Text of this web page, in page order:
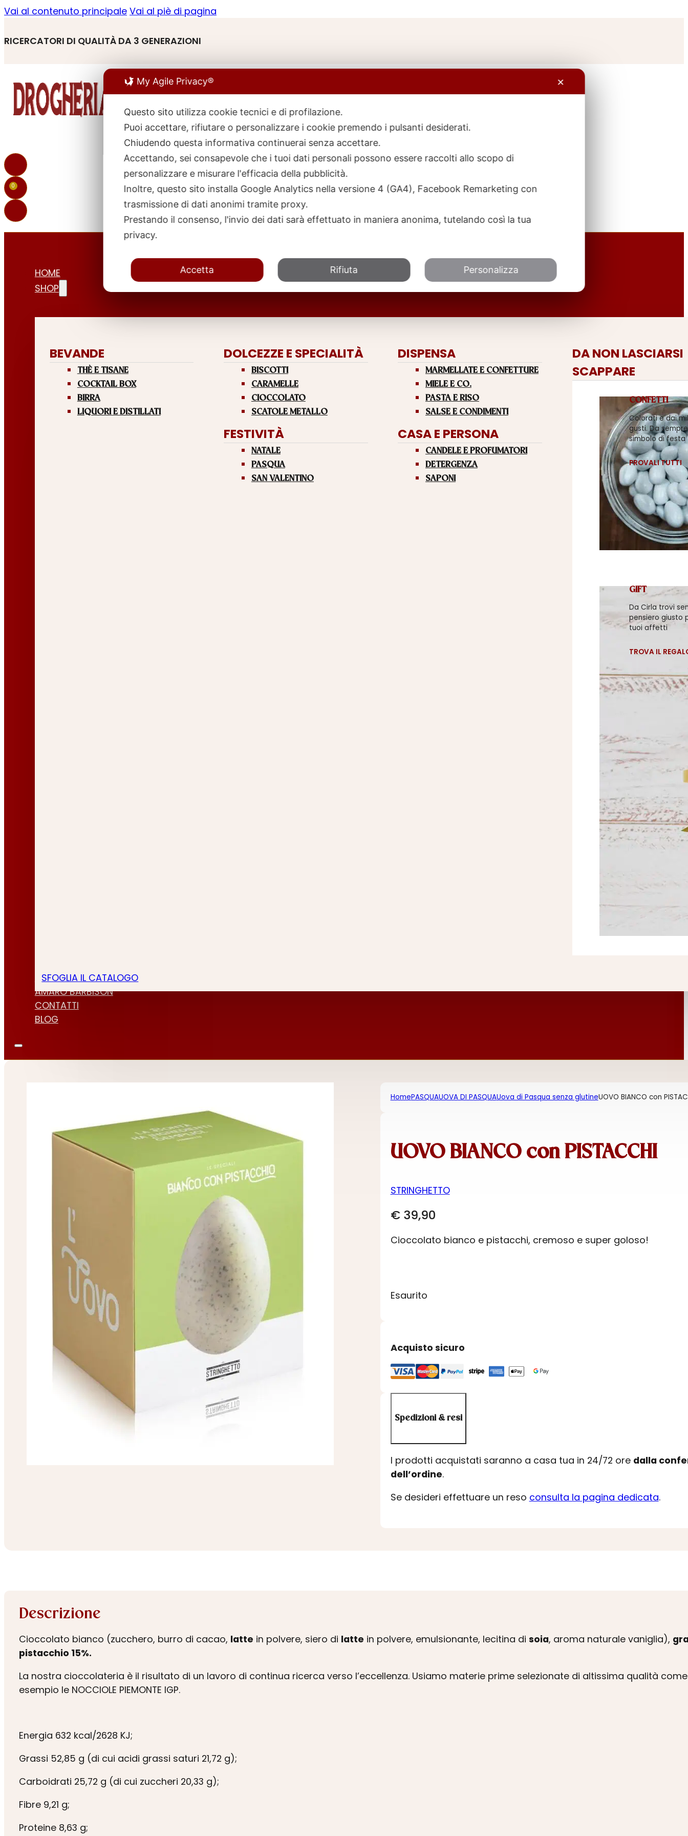
Vai al contenuto principale Vai al piè di pagina
RICERCATORI DI QUALITÀ DA 3 GENERAZIONI
Ricerca
prodotti
0
HOME
SHOP
BEVANDE
THÈ E TISANE
COCKTAIL BOX
BIRRA
LIQUORI E DISTILLATI
DOLCEZZE E SPECIALITÀ
BISCOTTI
CARAMELLE
CIOCCOLATO
SCATOLE METALLO
FESTIVITÀ
NATALE
PASQUA
SAN VALENTINO
DISPENSA
MARMELLATE E CONFETTURE
MIELE E CO.
PASTA E RISO
SALSE E CONDIMENTI
CASA E PERSONA
CANDELE E PROFUMATORI
DETERGENZA
SAPONI
DA NON LASCIARSI
SCAPPARE
CONFETTI
Colorati e dai
gusti. Da sempre
simbolo di festa
PROVALI TUTTI
GIFT
Da Cirla trovi
pensiero giusto
tuoi affetti
TROVA IL
SFOGLIA IL CATALOGO
CHI SIAMO
AMARO BARBISON
CONTATTI
BLOG
HomePASQUAUOVA DI PASQUAUova di Pasqua senza glutineUOVO BIANCO con
UOVO BIANCO con PISTACCHI
STRINGHETTO
€39,90
Cioccolato bianco e pistacchi, cremoso e super goloso!
Esaurito
Acquisto sicuro
Spedizioni & resi
I prodotti acquistati saranno a casa tua in 24/72 ore dalla
dell’ordine.
Se desideri effettuare un reso consulta la pagina dedicata.
Descrizione
Cioccolato bianco (zucchero, burro di cacao, latte in polvere, siero di latte in polvere, emulsionante, lecitina disoia, aroma naturale vaniglia),
pistacchio 15%.
La nostra cioccolateria è il risultato di un lavoro di continua ricerca verso l’eccellenza. Usiamo materie prime selezionate di altissima qualità
esempio le NOCCIOLE PIEMONTE IGP.
Energia 632 kcal/2628 KJ;
Grassi 52,85 g (di cui acidi grassi saturi 21,72 g);
Carboidrati 25,72 g (di cui zuccheri 20,33 g);
Fibre 9,21 g;
Proteine 8,63 g;
My Agile Privacy® ✕
Questo sito utilizza cookie tecnici e di profilazione.
Puoi accettare, rifiutare o personalizzare i cookie premendo i pulsanti desiderati.
Chiudendo questa informativa continuerai senza accettare.
Accettando, sei consapevole che i tuoi dati personali possono essere raccolti allo scopo di
personalizzare e misurare l'efficacia della pubblicità.
Inoltre, questo sito installa Google Analytics nella versione 4 (GA4), Facebook Remarketing con
trasmissione di dati anonimi tramite proxy.
Prestando il consenso, l'invio dei dati sarà effettuato in maniera anonima, tutelando così la tua
privacy.
Accetta Rifiuta Personalizza